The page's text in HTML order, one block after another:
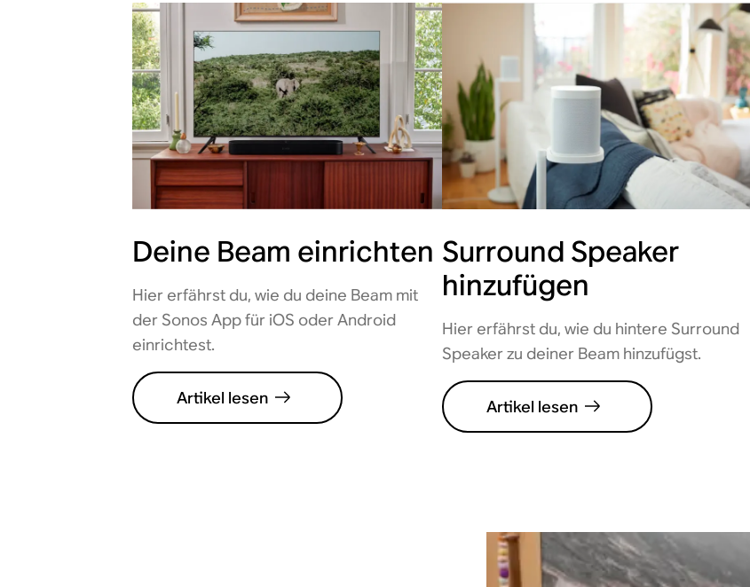
Deine Beam einrichten
Hier erfährst du, wie du deine Beam mit
der Sonos App für iOS oder Android
einrichtest.
Artikel lesen
Surround Speaker
hinzufügen
Hier erfährst du, wie du hintere Surround
Speaker zu deiner Beam hinzufügst.
Artikel lesen